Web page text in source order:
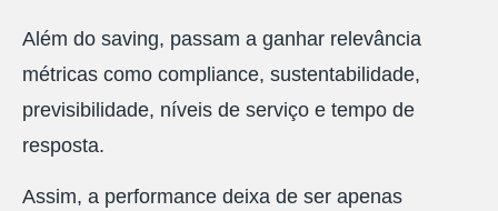
Além do saving, passam a ganhar relevância
métricas como compliance, sustentabilidade,
previsibilidade, níveis de serviço e tempo de
resposta.
Assim, a performance deixa de ser apenas